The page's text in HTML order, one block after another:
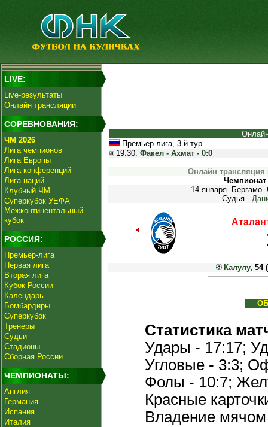
LIVE:
Live-результаты
Онлайн трансляции
СОРЕВНОВАНИЯ:
ЧМ 2026
Лига чемпионов
Лига Европы
Лига конференций
Лига наций
Клубный ЧМ
Суперкубок УЕФА
Межконтинентальный
кубок
РОССИЯ:
Премьер-лига
Первая лига
Вторая лига
Кубок России
Календарь
Бомбардиры
Суперкубок
Тренеры
Судьи
Стадионы
Сборная России
ЧЕМПИОНАТЫ:
Англия
Германия
Испания
Италия
Премьер-лига, 3-й тур
19:30. Факел - Ахмат - 0:0
Онлайн трансляция
Чемпионат
14 января. Бергамо.
Судья -
Калулу, 54
Статистика
Удары - 17:17;
Угловые - 3:3;
Фолы - 10:7;
Красные
Владение